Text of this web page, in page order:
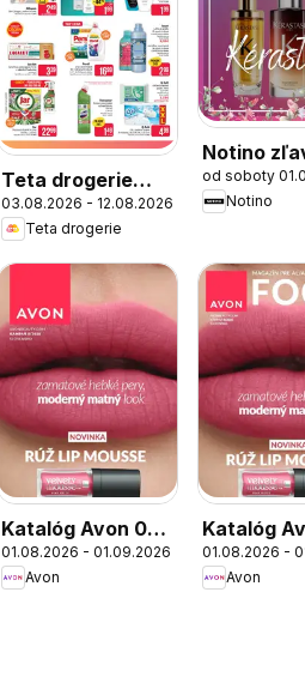
Teta drogerie
leták
03.08.2026 - 12.08.2026
Teta drogerie
Notino
od soboty
Notino
Katalóg Avon 08
2026
01.08.2026 - 01.09.2026
Avon
Katalóg
Focus 08
01.08.2026 -
Avon